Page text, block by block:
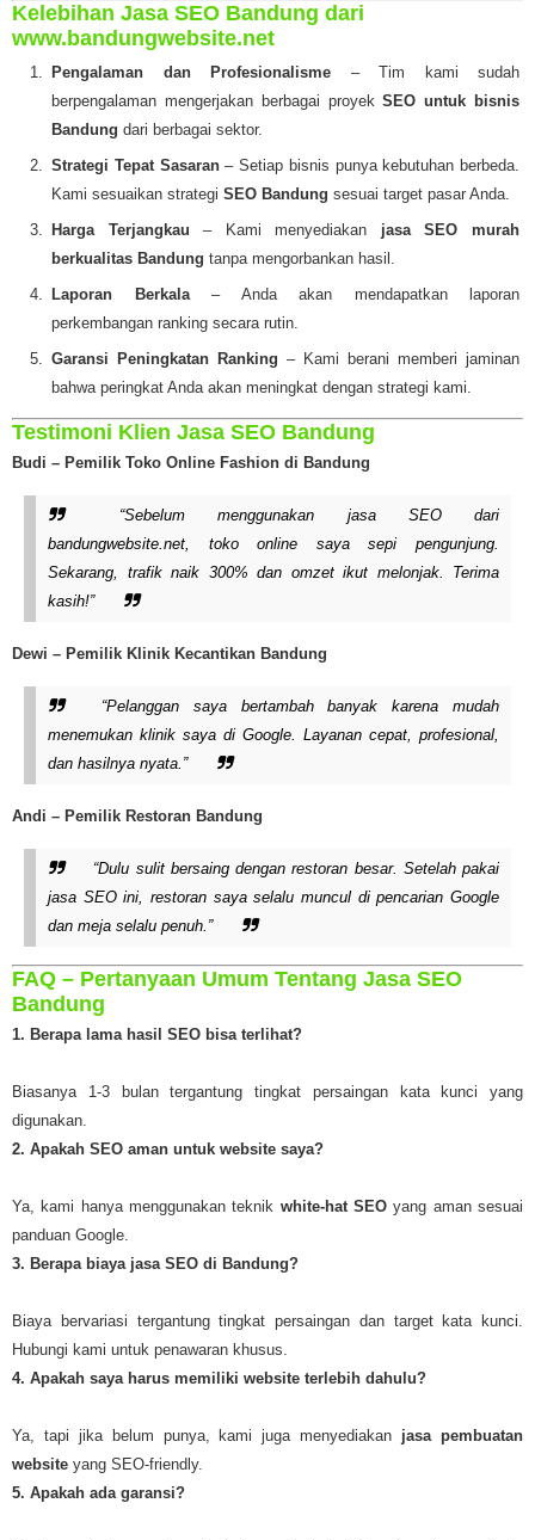
Kelebihan Jasa SEO Bandung dari
www.bandungwebsite.net
Pengalaman dan Profesionalisme – Tim kami sudah
berpengalaman mengerjakan berbagai proyekSEO untuk bisnis
Bandung dari berbagai sektor.
Strategi Tepat Sasaran– Setiap bisnis punya kebutuhan berbeda.
Kami sesuaikan strategi SEO Bandung sesuai target pasar Anda.
Harga Terjangkau – Kami menyediakan jasa SEO murah
berkualitas Bandung tanpa mengorbankan hasil.
Laporan Berkala– Anda akan mendapatkan laporan
perkembangan ranking secara rutin.
Garansi Peningkatan Ranking – Kami berani memberi jaminan
bahwa peringkat Anda akan meningkat dengan strategi kami.
Testimoni Klien Jasa SEO Bandung
Budi – Pemilik Toko Online Fashion di Bandung
“Sebelum menggunakan jasa SEO dari
bandungwebsite.net, toko online saya sepi pengunjung.
Sekarang, trafik naik 300% dan omzet ikut melonjak. Terima
kasih!”
Dewi – Pemilik Klinik Kecantikan Bandung
“Pelanggan saya bertambah banyak karena mudah
menemukan klinik saya di Google. Layanan cepat, profesional,
dan hasilnya nyata.”
Andi – Pemilik Restoran Bandung
“Dulu sulit bersaing dengan restoran besar. Setelah pakai
jasa SEO ini, restoran saya selalu muncul di pencarian Google
dan meja selalu penuh.”
FAQ – Pertanyaan Umum Tentang Jasa SEO
Bandung
1. Berapa lama hasil SEO bisa terlihat?
Biasanya 1-3 bulan tergantung tingkat persaingan kata kunci yang
digunakan.
2. Apakah SEO aman untuk website saya?
Ya, kami hanya menggunakan teknik white-hat SEO yang aman sesuai
panduan Google.
3. Berapa biaya jasa SEO di Bandung?
Biaya bervariasi tergantung tingkat persaingan dan target kata kunci.
Hubungi kami untuk penawaran khusus.
4. Apakah saya harus memiliki website terlebih dahulu?
Ya, tapi jika belum punya, kami juga menyediakan jasa pembuatan
website yang SEO-friendly.
5. Apakah ada garansi?